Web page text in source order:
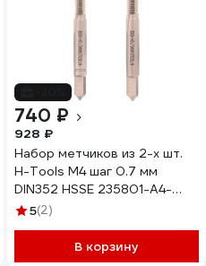
740 ₽
928 ₽
Набор метчиков из 2-х шт.
H-Tools М4 шаг 0.7 мм
DIN352 HSSE 235801-A4-
0040
5(2)
В корзину